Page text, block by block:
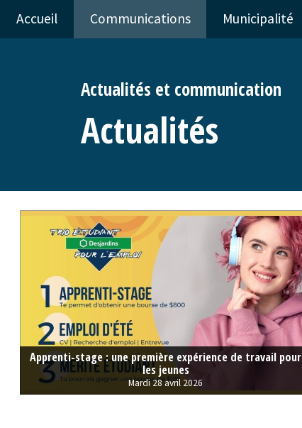
Accueil Communications Municipalité
Actualités et communication
Actualités
Apprenti-stage : une première expérience de travail pour
les jeunes
Mardi 28 avril 2026